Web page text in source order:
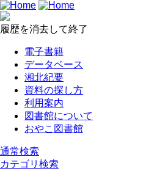
履歴を消去して終了
電子書籍
データベース
湘北紀要
資料の探し方
利用案内
図書館について
おやこ図書館
通常検索
カテゴリ検索